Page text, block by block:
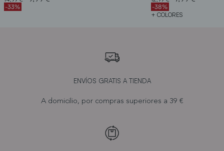
-33%
-38%
+ COLORES
ENVÍOS GRATIS A TIENDA
A domicilio, por compras superiores a 39 €